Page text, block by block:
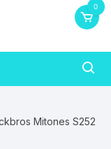
0
Mitones S252